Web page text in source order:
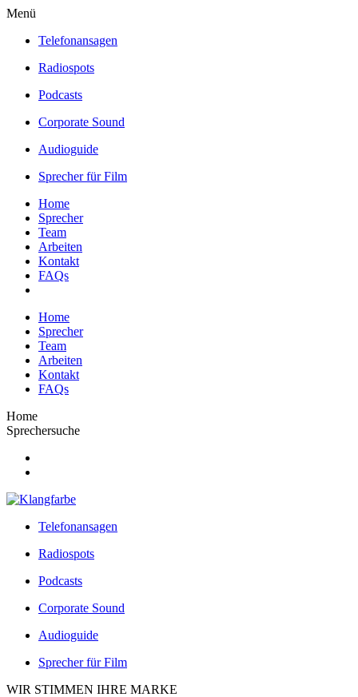
Menü
Telefonansagen
Radiospots
Podcasts
Corporate Sound
Audioguide
Sprecher für Film
Home
Sprecher
Team
Arbeiten
Kontakt
FAQs
Home
Sprecher
Team
Arbeiten
Kontakt
FAQs
Home
Sprechersuche
Telefonansagen
Radiospots
Podcasts
Corporate Sound
Audioguide
Sprecher für Film
WIR STIMMEN IHRE MARKE